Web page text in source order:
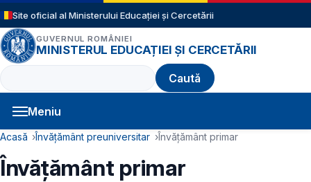
Sari la conținutul principal
Site oficial al Ministerului Educației și Cercetării
GUVERNUL ROMÂNIEI
MINISTERUL EDUCAȚIEI ȘI CERCETĂRII
Caută
Meniu
Navigație principală
Cale de navigare
Acasă Învățământ preuniversitar Învățământ primar
Învățământ primar